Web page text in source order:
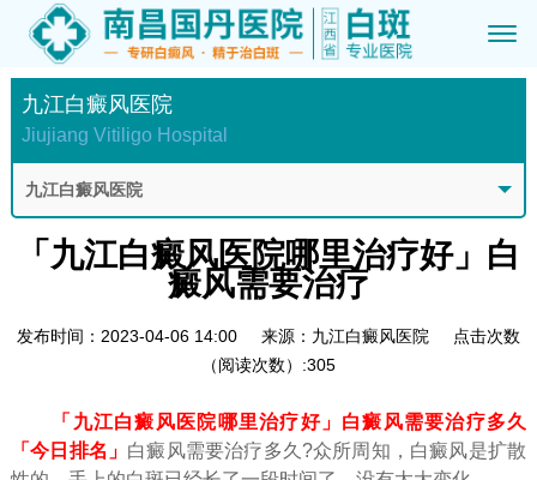
九江白癜风医院
Jiujiang Vitiligo Hospital
九江白癜风医院
「九江白癜风医院哪里治疗好」白
癜风需要治疗
发布时间：2023-04-06 14:00 来源：九江白癜风医院
点击次数
（阅读次数）:305
「九江白癜风医院哪里治疗好」白癜风需要治疗多久
「今日排名」 白癜风需要治疗多久?众所周知，白癜风是扩散